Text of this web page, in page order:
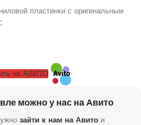
пластинки с оригинальным
на АВИТО
можно у нас на Авито
зайти к нам на Авито и